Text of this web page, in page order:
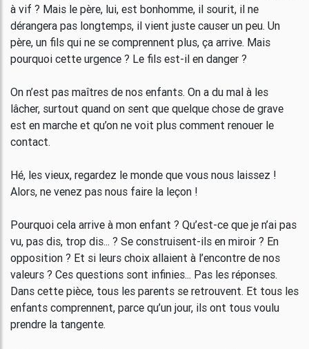
à vif ? Mais le père, lui, est bonhomme, il sourit, il ne
dérangera pas longtemps, il vient juste causer un peu. Un
père, un fils qui ne se comprennent plus, ça arrive. Mais
pourquoi cette urgence ? Le fils est-il en danger ?
On n’est pas maîtres de nos enfants. On a du mal à les
lâcher, surtout quand on sent que quelque chose de grave
est en marche et qu’on ne voit plus comment renouer le
contact.
Hé, les vieux, regardez le monde que vous nous laissez !
Alors, ne venez pas nous faire la leçon !
Pourquoi cela arrive à mon enfant ? Qu’est-ce que je n’ai pas
vu, pas dis, trop dis... ? Se construisent-ils en miroir ? En
opposition ? Et si leurs choix allaient à l’encontre de nos
valeurs ? Ces questions sont infinies... Pas les réponses.
Dans cette pièce, tous les parents se retrouvent. Et tous les
enfants comprennent, parce qu’un jour, ils ont tous voulu
prendre la tangente.